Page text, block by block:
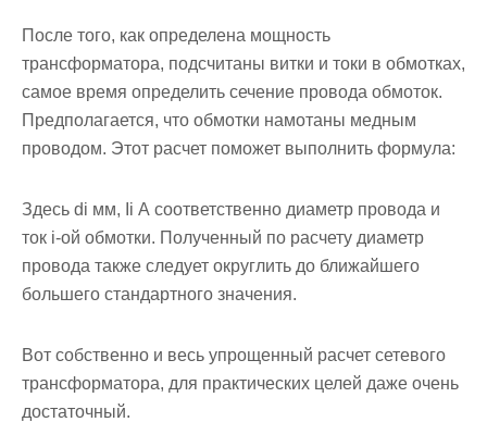
После того, как определена мощность
трансформатора, подсчитаны витки и токи в обмотках,
самое время определить сечение провода обмоток.
Предполагается, что обмотки намотаны медным
проводом. Этот расчет поможет выполнить формула:
Здесь di мм, Ii А соответственно диаметр провода и
ток i-ой обмотки. Полученный по расчету диаметр
провода также следует округлить до ближайшего
большего стандартного значения.
Вот собственно и весь упрощенный расчет сетевого
трансформатора, для практических целей даже очень
достаточный.